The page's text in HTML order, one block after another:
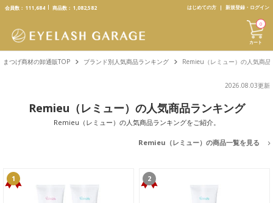
text.skipToContent
text.skipToNavigation
会員数： 111,684 商品数： 1,082,582 はじめての方 新規登録・ログイン
カート
0
まつげ商材の卸通販TOP ブランド別人気商品ランキング Remieu（レミュー）の人気商品
2026.08.03更新
Remieu（レミュー）の人気商品ランキング
Remieu（レミュー）の人気商品ランキングをご紹介。
Remieu（レミュー）の商品一覧を見る
1 2